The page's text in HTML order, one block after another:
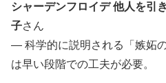
シャーデンフロイデ 他人を引
子さん
— 科学的に説明される「嫉妬
は早い段階での工夫が必要。